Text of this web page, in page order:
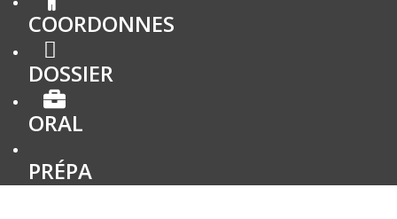
COORDONNES
DOSSIER
ORAL
PRÉPA